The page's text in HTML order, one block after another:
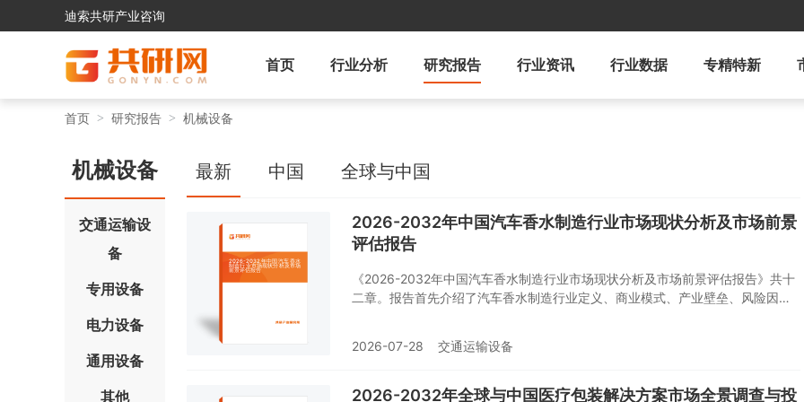
迪索共研产业咨询
首页 行业分析 研究报告 行业资讯 行业数据 专精特新
首页 研究报告 机械设备
机械设备
交通运输设
备
专用设备
电力设备
通用设备
其他
最新 中国 全球与中国
2026-2032年中国汽车香水制造行业市场现状分析及市场前景
评估报告
《2026-2032年中国汽车香水制造行业市场现状分析及市场前景评估报告》共十
二章。报告首先介绍了汽车香水制造行业定义、商业模式、产业壁垒、风险因
业本身或相关产业的贸易态势、经营状况进行剖析；随后对汽车香水制造行业产
行了逐个分析；随后报告对2026-2032年间汽车香水制造行业供需、价格、规
2026-07-28 交通运输设备
2026-2032年全球与中国医疗包装解决方案市场全景调查与投